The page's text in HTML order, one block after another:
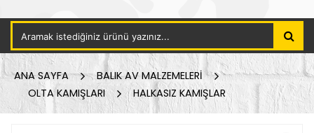
ANA SAYFA
BALIK AV MALZEMELERİ
OLTA KAMIŞLARI
HALKASIZ KAMIŞLAR